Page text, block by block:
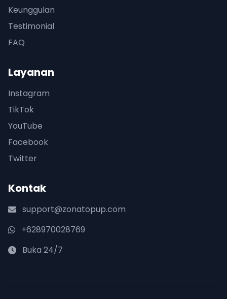
Keunggulan
Testimonial
FAQ
Layanan
Instagram
TikTok
YouTube
Facebook
Twitter
Kontak
support@zonatopup.com
+628970028769
Buka 24/7